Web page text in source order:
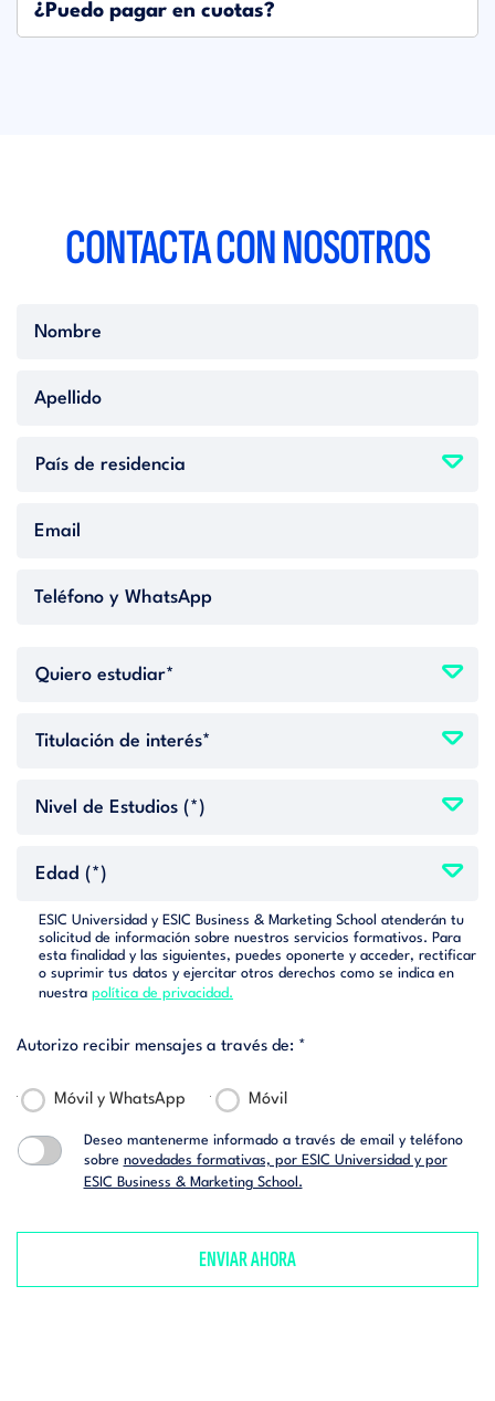
¿Puedo pagar en cuotas?
CONTACTA CONNOSOTROS
ESIC Universidad y ESIC Business & Marketing School atenderán tu
solicitud de información sobre nuestros servicios formativos. Para
esta finalidad y las siguientes, puedes oponerte y acceder, rectificar
o suprimir tus datos y ejercitar otros derechos como se indica en
nuestra política de privacidad.
Autorizo recibir mensajes a través de: *
Móvil y WhatsApp Móvil
Deseo mantenerme informado a través de email y teléfono
sobre novedades formativas, por ESIC Universidad y por
ESIC Business & Marketing School.